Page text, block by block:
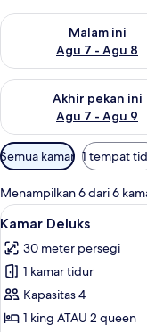
Malam ini
Agu 7 - Agu 8
Periksa ketersediaan
Akhir pekan ini
Agu 7 - Agu 9
Periksa ketersediaan
Filter
tersedia
untuk
kamar
Semua kamar 1 tempat
Menampilkan 6 dari 6
Lihat
semua
foto
untuk
Kamar
Deluks
5
Kamar Deluks
30 meter persegi
1 kamar tidur
Kapasitas 4
1 king ATAU 2 queen